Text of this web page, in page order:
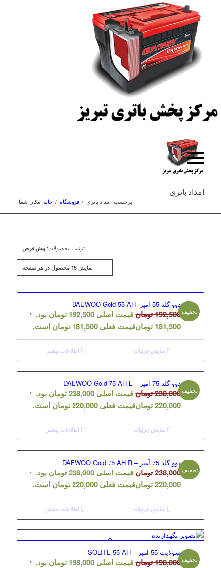
امداد باتری
مکان شما: خانه / فروشگاه / برچسب: امداد باتری
ترتیب محصولات:پیش فرض
نمایش15 محصول در هر صفحه
دوو گلد 55 آمپر -DAEWOO Gold 55 AH
192,500تومان قیمت اصلی 192,500 تومان بود.
181,500 تومانقیمت فعلی 181,500 تومان است.
تخفیف!
اطلاعات بیشتر نمایش جزئیات
دوو گلد 75 آمپر – DAEWOO Gold 75 AH L
238,000تومان قیمت اصلی 238,000 تومان بود.
220,000تومانقیمت فعلی 220,000 تومان است.
تخفیف!
اطلاعات بیشتر نمایش جزئیات
دوو گلد 75 آمپر – DAEWOO Gold 75 AH R
238,000تومان قیمت اصلی 238,000 تومان بود.
220,000تومانقیمت فعلی 220,000 تومان است.
تخفیف!
اطلاعات بیشتر نمایش جزئیات
سولایت 55 آمپر – SOLITE 55 AH
198,000تومان قیمت اصلی 198,000 تومان بود.
تخفیف!